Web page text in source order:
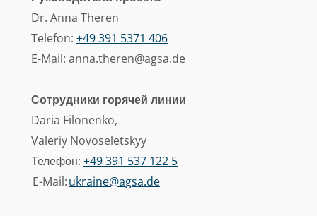
Dr. Anna Theren
Telefon: +49 391 5371 406
E-Mail: anna.theren@agsa.de
Сотрудники горячей линии
Daria Filonenko,
Valeriy Novoseletskyy
Телефон: +49 391 537 122 5
E-Mail:ukraine@agsa.de